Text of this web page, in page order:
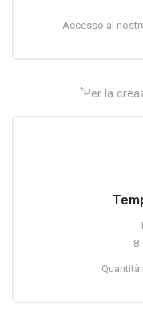
Accesso al
*Per la